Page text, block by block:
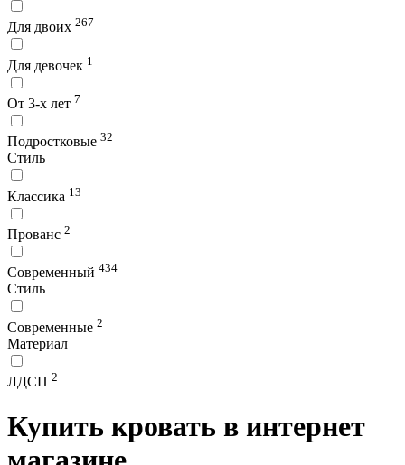
Для двоих 267
Для девочек 1
От 3-х лет 7
Подростковые 32
Стиль
Классика 13
Прованс 2
Современный 434
Стиль
Современные 2
Материал
ЛДСП 2
Купить кровать в интернет